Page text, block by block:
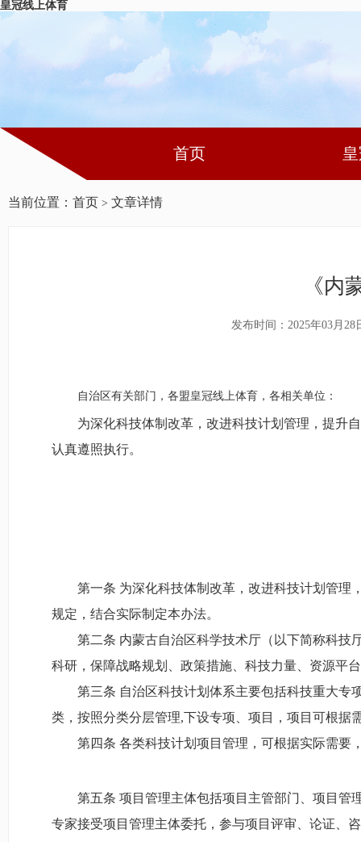
皇冠线上体育
首页
当前位置： 首页 > 文章详情
《内
发布时间：2025年03月28
自治区有关部门，各盟皇冠线上体育，各相关单位：
为深化科技体制改革，改进科技计划管理，提升
认真遵照执行。
第一条 为深化科技体制改革，改进科技计划管理
规定，结合实际制定本办法。
第二条 内蒙古自治区科学技术厅（以下简称科技
科研，保障战略规划、政策措施、科技力量、资源平
第三条 自治区科技计划体系主要包括科技重大专
类，按照分类分层管理,下设专项、项目，项目可根据
第四条 各类科技计划项目管理，可根据实际需要
第五条 项目管理主体包括项目主管部门、项目管
专家接受项目管理主体委托，参与项目评审、论证、